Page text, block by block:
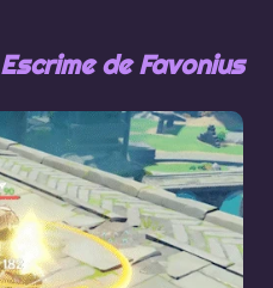
Escrime de Favonius